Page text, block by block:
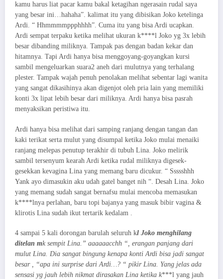
kamu harus liat pacar kamu bakal ketagihan ngerasain rudal saya
yang besar ini…hahaha”. kalimat itu yang dibisikan Joko ketelinga
Ardi. “ Hhmmmmppphhhh”. Cuma itu yang bisa Ardi ucapkan.
Ardi sempat terpaku ketika melihat ukuran k****l Joko yg 3x lebih
besar dibanding miliknya. Tampak pas dengan badan kekar dan
hitamnya. Tapi Ardi hanya bisa menggoyang-goyangkan kursi
sambil mengeluarkan suara2 aneh dari mulutnya yang terhalang
plester. Tampak wajah penuh penolakan melihat sebentar lagi wanita
yang sangat dikasihinya akan digenjot oleh pria lain yang memiliki
konti 3x lipat lebih besar dari miliknya. Ardi hanya bisa pasrah
menyaksikan peristiwa itu.
Ardi hanya bisa melihat dari samping ranjang dengan tangan dan
kaki terikat serta mulut yang disumpal ketika Joko mulai menaiki
ranjang melepas penutup terakhir di tubuh Lina. Joko melirik
sambil tersenyum kearah Ardi ketika rudal miliknya digesek-
gesekkan kevagina Lina yang memang baru dicukur. “ Ssssshhh
Yank ayo dimasukin aku udah gatel banget nih “. Desah Lina. Joko
yang memang sudah sangat bernafsu mulai mencoba memasukan
k****lnya perlahan, baru topi bajanya yang masuk bibir vagina &
klirotis Lina sudah ikut tertarik kedalam .
4 sampai 5 kali dorongan barulah seluruh kl Joko menghilang
ditelan mk sempit Lina.” aaaaaacchh “, erangan panjang dari
mulut Lina. Dia sangat bingung kenapa konti Ardi bisa jadi sangat
besar , “apa ini surprise dari Ardi…? “ pikir Lina. Yang jelas ada
sensasi yg jauh lebih nikmat dirasakan Lina ketika k***l yang jauh